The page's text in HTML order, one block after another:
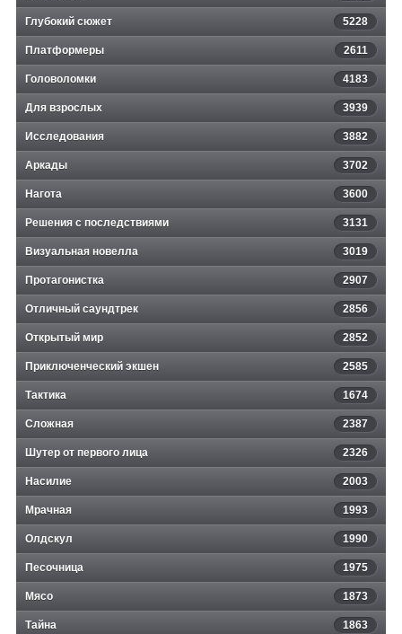
Глубокий сюжет 5228
Платформеры 2611
Головоломки 4183
Для взрослых 3939
Исследования 3882
Аркады 3702
Нагота 3600
Решения с последствиями 3131
Визуальная новелла 3019
Протагонистка 2907
Отличный саундтрек 2856
Открытый мир 2852
Приключенческий экшен 2585
Тактика 1674
Сложная 2387
Шутер от первого лица 2326
Насилие 2003
Мрачная 1993
Олдскул 1990
Песочница 1975
Мясо 1873
Тайна 1863